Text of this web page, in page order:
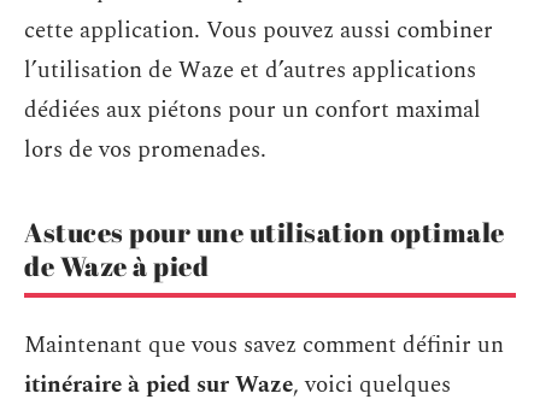
cette application. Vous pouvez aussi combiner
l’utilisation de Waze et d’autres applications
dédiées aux piétons pour un confort maximal
lors de vos promenades.
Astuces pour une utilisation optimale
de Waze à pied
Maintenant que vous savez comment définir un
itinéraire à pied sur Waze, voici quelques